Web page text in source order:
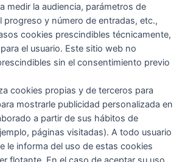
medir la audiencia, parámetros de
progreso y número de entradas, etc.,
cookies prescindibles técnicamente,
el usuario. Este sitio web no
sin el consentimiento previo
cookies propias y de terceros para
mostrarle publicidad personalizada en
a partir de sus hábitos de
páginas visitadas). A todo usuario
le informa del uso de estas cookies